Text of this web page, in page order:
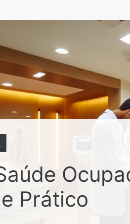
Prático